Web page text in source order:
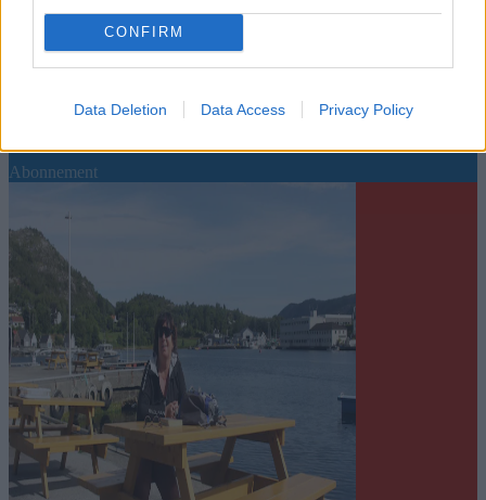
CONFIRM
Data Deletion Data Access Privacy Policy
Sommerpraten
– Jeg liker folk som har det kjekt og
skryter og er fornøyd
Abonnement